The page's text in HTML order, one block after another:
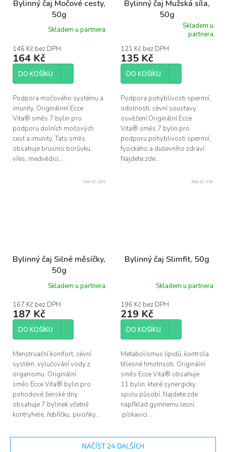
Bylinný čaj Močové cesty,
50g
Skladem u partnera
146 Kč bez DPH
164 Kč
DO KOŠÍKU
Podpora močového systému a
imunity. Originálnní Ecce
Vita® směs 7 bylin pro
podporu dolních močových
cest a imunity. Tato směs
obsahuje brusnici borůvku,
vřes, medvědici,...
Bylinný čaj Mužská síla,
50g
produktu
je
5,0
5
Skladem u
partnera
121 Kč bez DPH
135 Kč
DO KOŠÍKU
Podpora pohyblivosti spermií,
odolnosti, cévní soustavy,
osvěžení.Originální Ecce
Vita® směs 7 bylin pro
podporu pohyblivosti spermií,
fyzického a duševního zdraví.
Najdete zde...
Bylinný čaj Silné měsíčky,
50g
Skladem u partnera
167 Kč bez DPH
187 Kč
DO KOŠÍKU
Menstruační komfort, cévní
systém, vylučování vody z
organismu. Originální
směs Ecce Vita® bylin pro
pohodové ženské dny
obsahuje 7 bylinek včetně
kontryhele, řebříčku, pivoňky...
Kód: EC-295
Bylinný čaj Slimfit, 50g
Skladem u partnera
196 Kč bez DPH
219 Kč
DO KOŠÍKU
Metabolismus lipidů, kontrola
tělesné hmotnsoti. Originální
směs Ecce Vita® obsahuje
11 bylin, které synergicky
spolu působí. Najdete zde
například gymnemu lesní,
pískavici...
Kód: EC-250
NAČÍST 24 DALŠÍCH